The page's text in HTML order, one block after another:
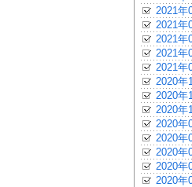
2021年
2021年
2021年
2021年
2021年
2020年
2020年
2020年
2020年
2020年
2020年
2020年
2020年